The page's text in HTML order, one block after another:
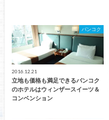
バンコク
2016.12.21
立地も価格も満足できるバンコク
のホテルはウィンザースイーツ＆
コンベンション